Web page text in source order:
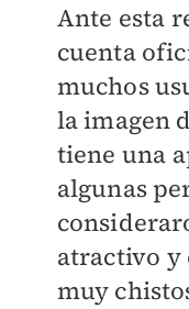
Ante esta
cuenta
muchos
la imagen
tiene una
algunas
atractivo
muy